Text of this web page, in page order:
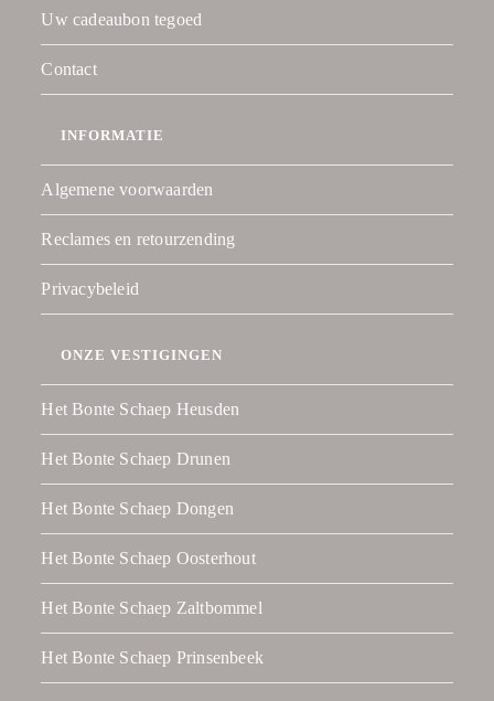
Uw cadeaubon tegoed
Contact
INFORMATIE
Algemene voorwaarden
Reclames en retourzending
Privacybeleid
ONZE VESTIGINGEN
Het Bonte Schaep Heusden
Het Bonte Schaep Drunen
Het Bonte Schaep Dongen
Het Bonte Schaep Oosterhout
Het Bonte Schaep Zaltbommel
Het Bonte Schaep Prinsenbeek